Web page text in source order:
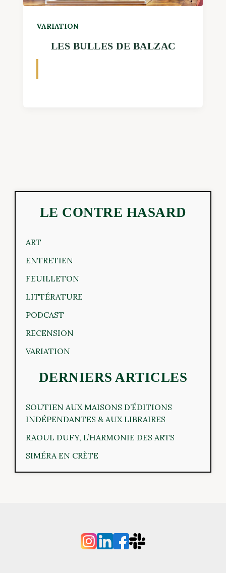
LE CONTRE HASARD
ART
ENTRETIEN
FEUILLETON
LITTÉRATURE
PODCAST
RECENSION
VARIATION
DERNIERS ARTICLES
SOUTIEN AUX MAISONS D’ÉDITIONS
INDÉPENDANTES & AUX LIBRAIRES
RAOUL DUFY, L’HARMONIE DES ARTS
SIMÉRA EN CRÈTE
VARIATION
LES BULLES DE BALZAC